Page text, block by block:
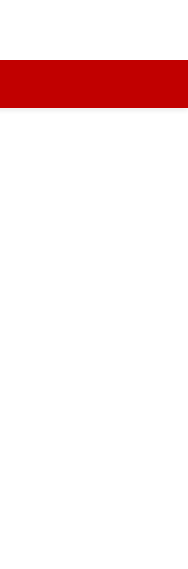
Dekat Jajanan